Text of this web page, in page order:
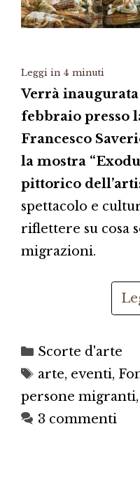
Leggi in 4 minuti
Verrà
febbraio presso
Francesco
la mostra
pittorico
spettacolo e
riflettere su cosa
migrazioni.
Categorie
Scorte d'arte
Tag
arte, eventi,
persone migranti,
3 commenti